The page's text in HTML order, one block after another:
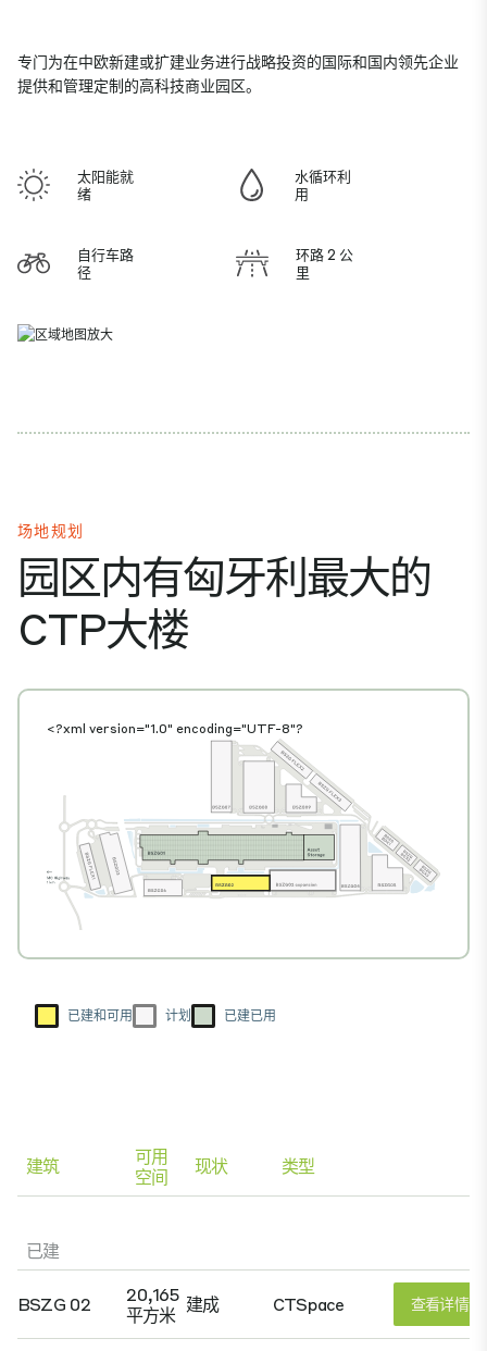
专门为在中欧新建或扩建业务进行战略投资的国际和国内领先企业
提供和管理定制的高科技商业园区。
太阳能就
绪
水循环利
用
自行车路
径
环路 2 公
里
场地规划
园区内有匈牙利最大的
CTP大楼
<?xml version="1.0" encoding="UTF-8"?
已建和可用 计划 已建已用
建筑
可用
空间
现状 类型
已建
BSZG 02
20,165
平方米 建成 CTSpace 查看详情